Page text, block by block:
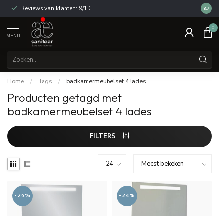
Reviews van klanten: 9/10 14
8.7
MENU
0
Home / Tags / badkamermeubelset 4 lades
Producten getagd met
badkamermeubelset 4 lades
FILTERS
-26% -24%